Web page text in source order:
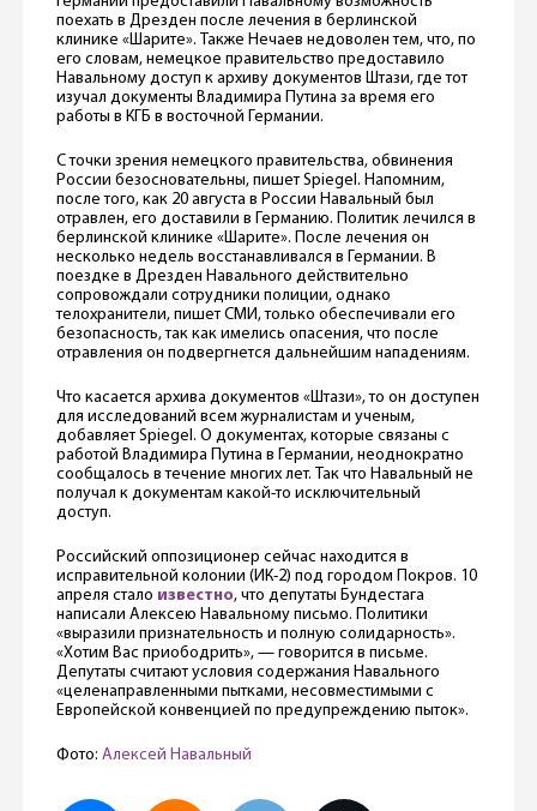
поехать в Дрезден после лечения в берлинской
клинике «Шарите». Также Нечаев недоволен тем, что, по
его словам, немецкое правительство предоставило
Навальному доступ к архиву документов Штази, где тот
изучал документы Владимира Путина за время его
работы в КГБ в восточной Германии.
С точки зрения немецкого правительства, обвинения
России безосновательны, пишет Spiegel. Напомним,
после того, как 20 августа в России Навальный был
отравлен, его доставили в Германию. Политик лечился в
берлинской клинике «Шарите». После лечения он
несколько недель восстанавливался в Германии. В
поездке в Дрезден Навального действительно
сопровождали сотрудники полиции, однако
телохранители, пишет СМИ, только обеспечивали его
безопасность, так как имелись опасения, что после
отравления он подвергнется дальнейшим нападениям.
Что касается архива документов «Штази», то он доступен
для исследований всем журналистам и ученым,
добавляет Spiegel. О документах, которые связаны с
работой Владимира Путина в Германии, неоднократно
сообщалось в течение многих лет. Так что Навальный не
получал к документам какой-то исключительный
доступ.
Российский оппозиционер сейчас находится в
исправительной колонии (ИК-2) под городом Покров. 10
апреля стало известно, что депутаты Бундестага
написали Алексею Навальному письмо. Политики
«выразили признательность и полную солидарность».
«Хотим Вас приободрить», — говорится в письме.
Депутаты считают условия содержания Навального
«целенаправленными пытками, несовместимыми с
Европейской конвенцией по предупреждению пыток».
Фото: Алексей Навальный